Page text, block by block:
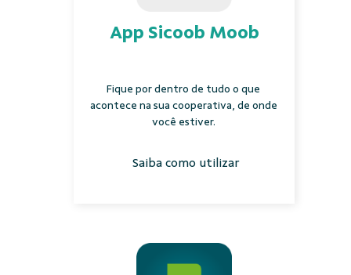
App Sicoob Moob
Fique por dentro de tudo o que
acontece na sua cooperativa, de onde
você estiver.
Saiba como utilizar